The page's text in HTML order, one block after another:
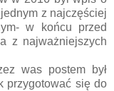
z najczęściej
w końcu przed
z najważniejszych
was postem był
przygotować się do